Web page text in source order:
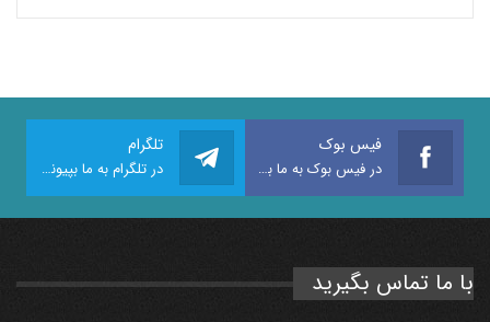
فیس بوک
در فیس بوک به ما بپیوندید
تلگرام
در تلگرام به ما بپیوندید
با ما تماس بگیرید